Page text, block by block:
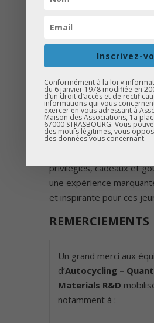
élargir le champ des
Valoriser les
économiques du
Les élèves ont été
professionnalismeet
bienveillance
privilégiés, cadeaux et
une expérience
et inspirante pour ces
REMERCIEMENTS
Un grand merci aux
d’Autocycling –
Materials R&D
notamment à :
Inscrivez-
Conformément à la loi «
du 6 janvier 1978 modifiée en
d’un droit d’accès et de
informations qui vous
exercer en vous adressant à
Maison des Associations, 1a
67000 STRASBOURG. Vous
des motifs légitimes, vous
des données vous concernant.